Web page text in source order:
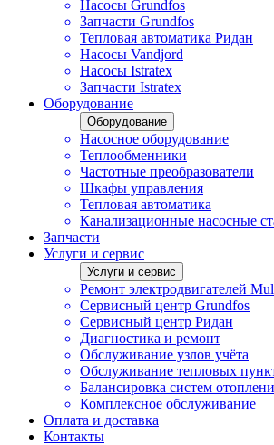
Насосы Grundfos
Запчасти Grundfos
Тепловая автоматика Ридан
Насосы Vandjord
Насосы Istratex
Запчасти Istratex
Оборудование
Оборудование
Насосное оборудование
Теплообменники
Частотные преобразователи
Шкафы управления
Тепловая автоматика
Канализационные насосные
Запчасти
Услуги и сервис
Услуги и сервис
Ремонт электродвигателей
Сервисный центр Grundfos
Сервисный центр Ридан
Диагностика и ремонт
Обслуживание узлов учёта
Обслуживание тепловых
Балансировка систем
Комплексное обслуживание
Оплата и доставка
Контакты